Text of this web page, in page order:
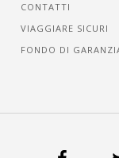
CONTATTI
VIAGGIARE SICURI
FONDO DI